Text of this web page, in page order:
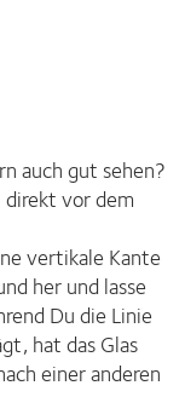
auch gut sehen?
vor dem
vertikale Kante
her und lasse
Du die Linie
hat das Glas
einer anderen